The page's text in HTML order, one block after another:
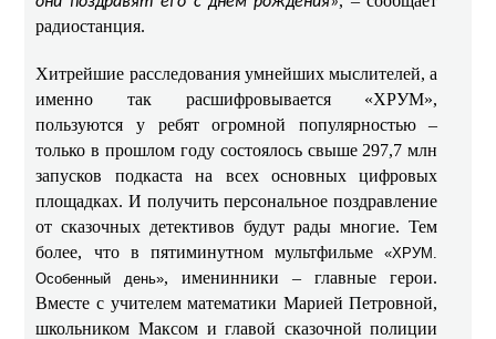
радиостанция.
Хитрейшие расследования умнейших мыслителей, а
именно так расшифровывается «ХРУМ»,
пользуются у ребят огромной популярностью –
только в прошлом году состоялось свыше 297,7 млн
запусков подкаста на всех основных цифровых
площадках. И получить персональное поздравление
от сказочных детективов будут рады многие. Тем
более, что в пятиминутном мультфильме«ХРУМ.
Особенный день», именинники – главные герои.
Вместе с учителем математики Марией Петровной,
школьником Максом и главой сказочной полиции